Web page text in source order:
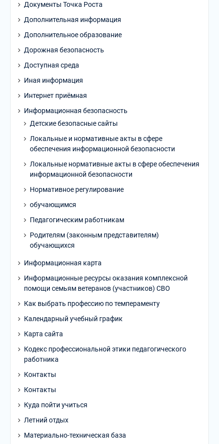
Документы Точка Роста
Дополнительная информация
Дополнительное образование
Дорожная безопасность
Доступная среда
Иная информация
Интернет приёмная
Информационная безопасность
Детские безопасные сайты
Локальные и нормативные акты в сфере
обеспечения информационной безопасности
Локальные нормативные акты в сфере обеспечения
информационной безопасности
Нормативное регулирование
обучающимся
Педагогическим работникам
Родителям (законным представителям)
обучающихся
Информационная карта
Информационные ресурсы оказания комплексной
помощи семьям ветеранов (участников) СВО
Как выбрать профессию по темпераменту
Календарный учебный график
Карта сайта
Кодекс профессиональной этики педагогического
работника
Контакты
Контакты
Куда пойти учиться
Летний отдых
Материально-техническая база